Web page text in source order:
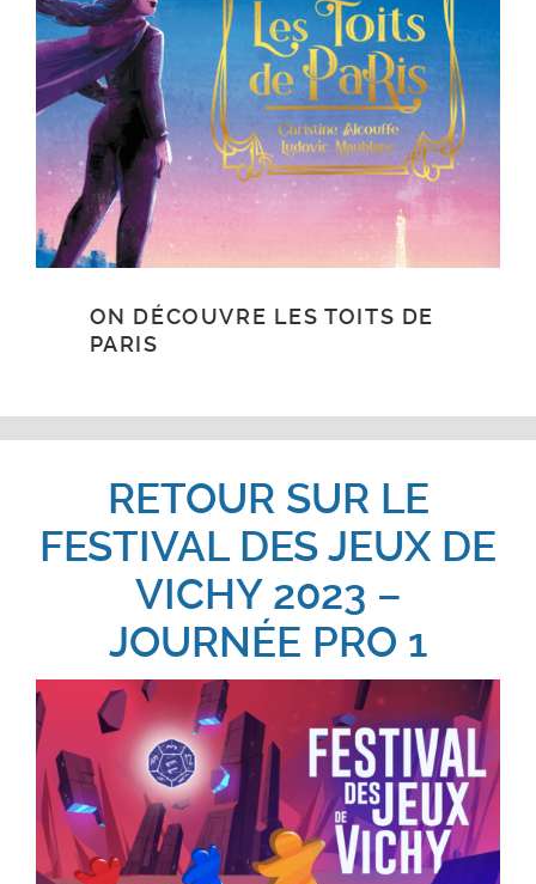
ON DÉCOUVRE LES TOITS DE
PARIS
RETOUR SUR LE
FESTIVAL DES JEUX DE
VICHY 2023 –
JOURNÉE PRO 1